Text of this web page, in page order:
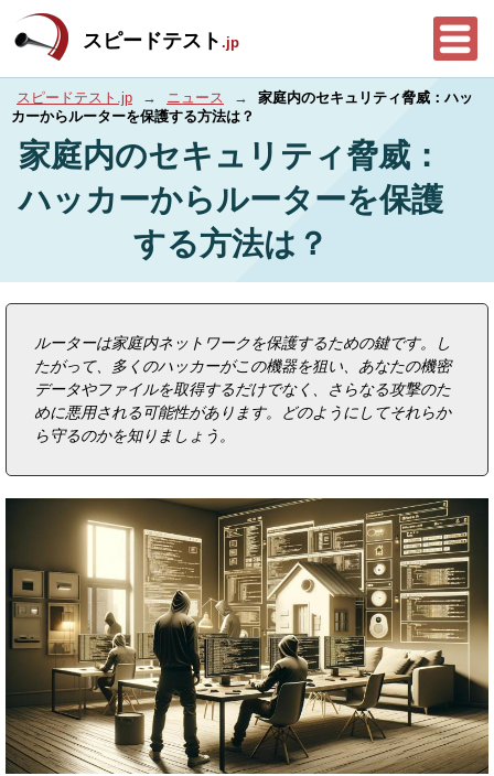
スピードテスト .jp
スピードテスト.jp → ニュース →
家庭内のセキュリティ脅威：ハッ
カーからルーターを保護する方法は？
家庭内のセキュリティ脅威：
ハッカーからルーターを保護
する方法は？
ルーターは家庭内ネットワークを保護するための鍵です。し
たがって、多くのハッカーがこの機器を狙い、あなたの機密
データやファイルを取得するだけでなく、さらなる攻撃のた
めに悪用される可能性があります。どのようにしてそれらか
ら守るのかを知りましょう。